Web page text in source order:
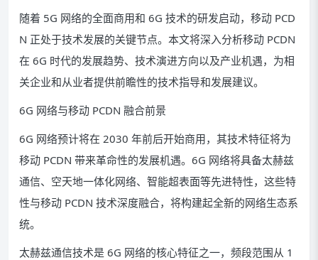
随着 5G 网络的全面商用和 6G 技术的研发启动，移动 PCD
N 正处于技术发展的关键节点。本文将深入分析移动 PCDN
在 6G 时代的发展趋势、技术演进方向以及产业机遇，为相
关企业和从业者提供前瞻性的技术指导和发展建议。
6G 网络与移动 PCDN 融合前景
6G 网络预计将在 2030 年前后开始商用，其技术特征将为
移动 PCDN 带来革命性的发展机遇。6G 网络将具备太赫兹
通信、空天地一体化网络、智能超表面等先进特性，这些特
性与移动 PCDN 技术深度融合，将构建起全新的网络生态系
统。
太赫兹通信技术是 6G 网络的核心特征之一，频段范围从 1